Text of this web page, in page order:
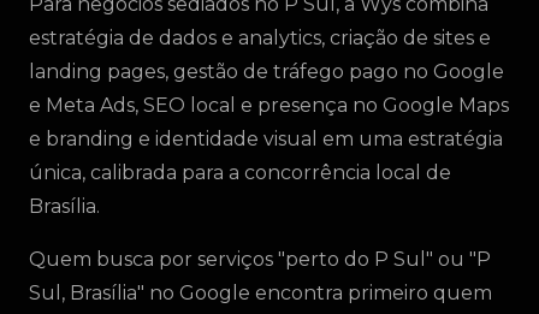
estratégia de dados e analytics, criação de sites e
landing pages, gestão de tráfego pago no Google
e Meta Ads, SEO local e presença no Google Maps
e branding e identidade visual em uma estratégia
única, calibrada para a concorrência local de
Brasília.
Quem busca por serviços "perto do P Sul" ou "P
Sul, Brasília" no Google encontra primeiro quem